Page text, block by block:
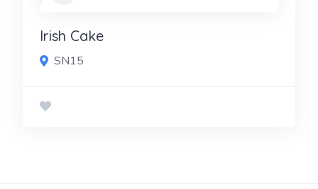
Irish Cake
SN15